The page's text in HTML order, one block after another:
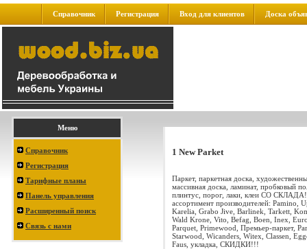
Справочник Регистрация Вход для клиентов Доска
Меню
Справочник
Регистрация
Тарифные планы
Панель управления
Расширенный поиск
Связь с нами
1 New Parket
Паркет, паркетная доска,
массивная доска, ламинат, пробковый
плинтус, порог, лаки, клеи СО
ассортимент производителей: Pamino,
Karelia, Grabo Jive, Barlinek, Tarkett,
Wald Krone, Vito, Befag, Boen, Inex,
Parquet, Primewood, Премьер-паркет,
Starwood, Wicanders, Witex, Classen,
Faus, укладка, СКИДКИ!!!